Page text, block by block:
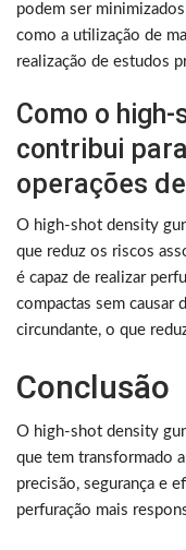
podem ser
como a utilização de
realização de estudos
Como o
contribui
operações
O high-shot density
que reduz os riscos
é capaz de realizar
compactas sem causar
circundante, o que
Conclusão
O high-shot density
que tem transformado
precisão, segurança e
perfuração mais